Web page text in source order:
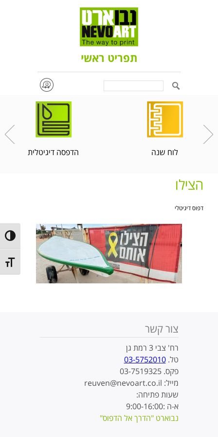
size
תפריט ראשי
Search
הדפסה דיגיטלית לוח שנה
הצילו
דפוס דיגיטלי
צור קשר
רח' צבי 3 רמת גן
טל.03-5752010
פקס. 03-7519325
מייל: reuven@nevoart.co.il
שעות פתיחה:
א-ה :9:00-16:00
נבוארט "הדרך אל הדפוס"